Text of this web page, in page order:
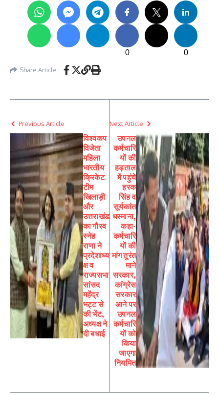
0 0
Share Article
Previous Article
विश्वकप
विजेता
महिला
भारतीय
क्रिकेट
टीम
खिलाड़ी
और
उत्तराखंड
का गौरव
स्नेह
राणा ने
प्रदेशाध्य
क्ष व
राज्यसभा
सांसद
महेंद्र
भट्ट से
की भेंट,
अध्यक्ष ने
दी बधाई
Next Article
उपनल
कर्मचारि
यों की
हड़ताल
में पहुंचे
हरक
सिंह व
सूर्यकांत
धस्माना,
कहा-
कर्मचारि
यों की
मांग तुरंत
माने
सरकार,
कांग्रेस
सरकार
आने पर
उपनल
कर्मचारि
यों को
किया
जाएगा
नियमित